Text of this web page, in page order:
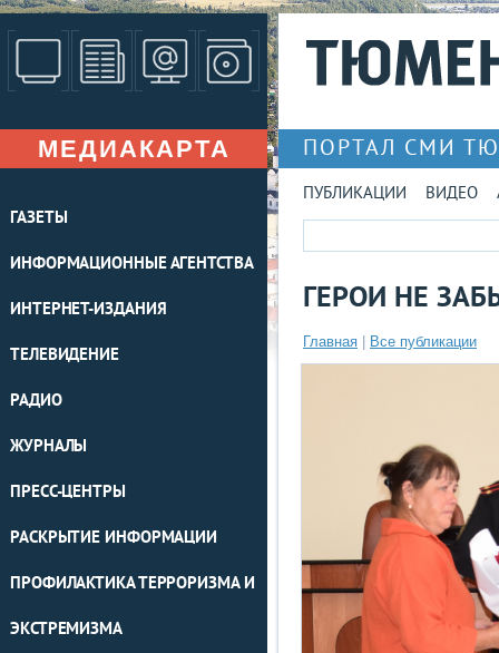
МЕДИАКАРТА
ГАЗЕТЫ
ИНФОРМАЦИОННЫЕ АГЕНТСТВА
ИНТЕРНЕТ-ИЗДАНИЯ
ТЕЛЕВИДЕНИЕ
РАДИО
ЖУРНАЛЫ
ПРЕСС-ЦЕНТРЫ
РАСКРЫТИЕ ИНФОРМАЦИИ
ПРОФИЛАКТИКА ТЕРРОРИЗМА И
ЭКСТРЕМИЗМА
ПОРТАЛ СМИ
ПУБЛИКАЦИИ ВИДЕО
ГЕРОИ НЕ
Главная Все публикации